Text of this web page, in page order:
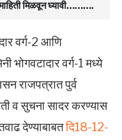
मिळवून घ्यावी……….
वर्ग-2 आणि
भोगवटादार वर्ग-1 मध्ये
राजपत्रात पुर्व
व सुचना सादर करण्यास
देण्याबाबतदि18-12-